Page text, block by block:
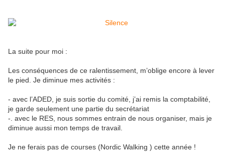
La suite pour moi :
Les conséquences de ce ralentissement, m’oblige encore à lever
le pied. Je diminue mes activités :
- avec l’ADED, je suis sortie du comité, j’ai remis la comptabilité,
je garde seulement une partie du secrétariat
-. avec le RES, nous sommes entrain de nous organiser, mais je
diminue aussi mon temps de travail.
Je ne ferais pas de courses (Nordic Walking ) cette année !